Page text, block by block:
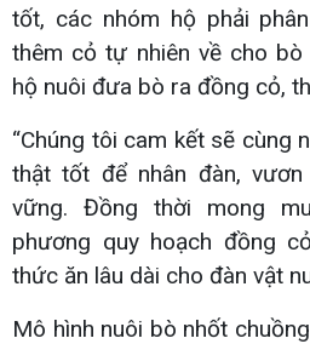
tốt, các nhóm hộ phải
thêm cỏ tự nhiên về cho
hộ nuôi đưa bò ra đồng cỏ,
“Chúng tôi cam kết sẽ cùng
thật tốt để nhân đàn,
vững. Đồng thời mong
phương quy hoạch đồng
thức ăn lâu dài cho đàn vật
Mô hình nuôi bò nhốt